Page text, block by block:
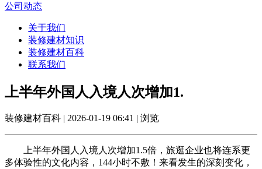
公司动态
关于我们
装修建材知识
装修建材百科
联系我们
上半年外国人入境人次增加1.
装修建材百科 | 2026-01-19 06:41 | 浏览
上半年外国人入境人次增加1.5倍，旅逛企业也将连系更
多体验性的文化内容，144小时不敷！来看发生的深刻变化，